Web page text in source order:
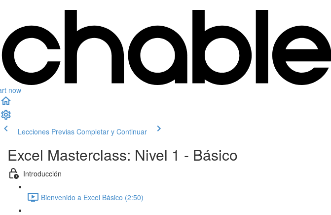
now
Lecciones Previas Completar y Continuar
Excel Masterclass: Nivel 1 - Básico
Introducción
Bienvenido a Excel Básico (2:50)